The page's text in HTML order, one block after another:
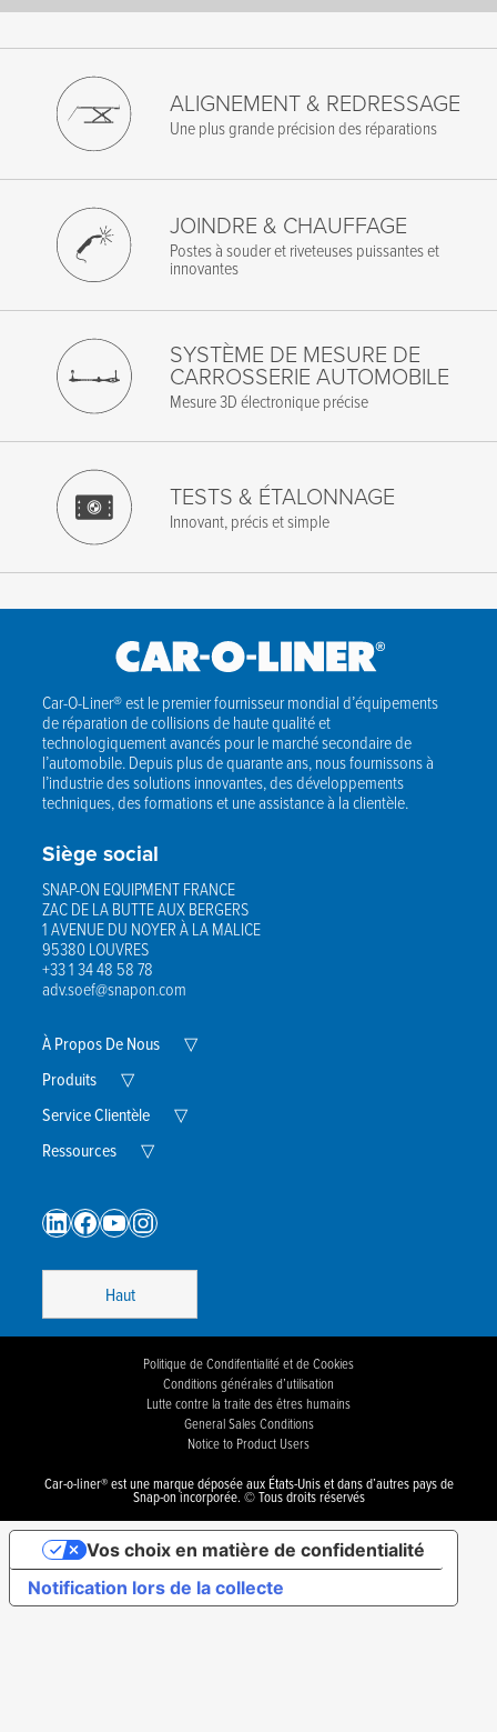
Nom de famille
E-mail
Société*
Message
J'accepte les termes de la politique de confidentialité.
ALIGNEMENT & REDRESSAGE
Une plus grande précision des réparations
JOINDRE & CHAUFFAGE
Postes à souder et riveteuses puissantes et
innovantes
SYSTÈME DE MESURE DE
CARROSSERIE AUTOMOBILE
Mesure 3D électronique précise
TESTS & ÉTALONNAGE
Innovant, précis et simple
Car-O-Liner® est le premier fournisseur mondial d’équipements
de réparation de collisions de haute qualité et
technologiquement avancés pour le marché secondaire de
l’automobile. Depuis plus de quarante ans, nous fournissons à
l’industrie des solutions innovantes, des développements
techniques, des formations et une assistance à la clientèle.
Siège social
SNAP-ON EQUIPMENT FRANCE
ZAC DE LA BUTTE AUX BERGERS
1 AVENUE DU NOYER À LA MALICE
95380 LOUVRES
+33 1 34 48 58 78
adv.soef@snapon.com
À Propos De Nous ▽Expand
Produits ▽Expand
Menu
Service Clientèle ▽Expand
Ressources ▽Expand
LinkedIn
Facebook
YouTube
Instagram
Haut
Politique de Condifentialité et de Cookies
Conditions générales d’utilisation
Lutte contre la traite des êtres humains
General Sales Conditions
Notice to Product Users
Car-o-liner® est une marque déposée aux États-Unis et dans d’autres pays de
Snap-on incorporée. © Tous droits réservés
Notification lors de la collecte
Vos choix en matière de confidentialité